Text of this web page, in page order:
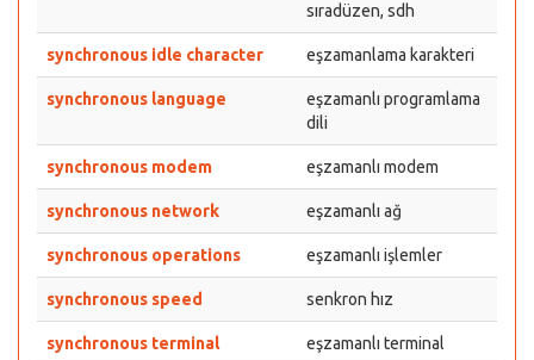
sıradüzen, sdh
synchronous idle character eşzamanlama karakteri
synchronous language
eşzamanlı programlama
dili
synchronous modem eşzamanlı modem
synchronous network eşzamanlı ağ
synchronous operations eşzamanlı işlemler
synchronous speed senkron hız
synchronous terminal eşzamanlı terminal